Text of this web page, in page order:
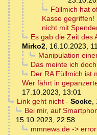
Füllmich hat
Kasse
nicht mit
Es gab die Zeit des
Mirko2, 16.10.2023,
Manipulation
Das meinte ich doch
Der RA Füllmich ist
Wer fährt in
17.10.2023, 13:01
Link geht nicht- Socke,
Bei mir, auf
15.10.2023, 22:58
mmnews.de -> error